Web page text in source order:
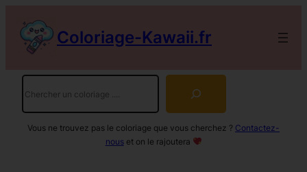
contenu
Coloriage-Kawaii.fr
Vous ne trouvez pas le coloriage que vous cherchez ? Contactez-
nouset on le rajoutera